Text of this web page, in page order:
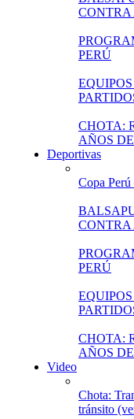
PERÚ
CHOTA:
AÑOS
Deportivas
Copa Perú
PERÚ
CHOTA:
AÑOS
Video
Chota:
tránsito